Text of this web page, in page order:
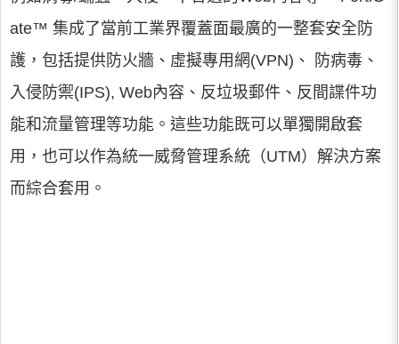
ate™ 集成了當前工業界覆蓋面最廣的一整套安全防
護，包括提供防火牆、虛擬專用網(VPN)、 防病毒、
入侵防禦(IPS), Web內容、反垃圾郵件、反間諜件功
能和流量管理等功能。這些功能既可以單獨開啟套
用，也可以作為統一威脅管理系統（UTM）解決方案
而綜合套用。